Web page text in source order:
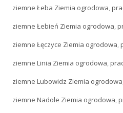
ziemne Łeba Ziemia ogrodowa,
ziemne Łebień Ziemia ogrodowa,
ziemne Łęczyce Ziemia ogrodowa,
ziemne Linia Ziemia ogrodowa,
ziemne Lubowidz Ziemia ogrodowa
ziemne Nadole Ziemia ogrodowa,